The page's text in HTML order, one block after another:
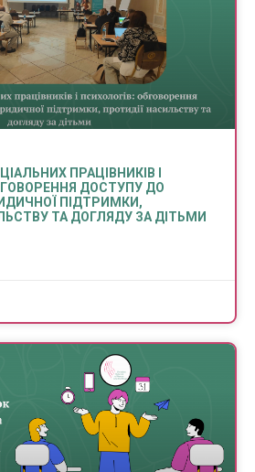
ПРАЦІВНИКІВ І
ДОСТУПУ ДО
ПІДТРИМКИ,
ТА ДОГЛЯДУ ЗА ДІТЬМИ